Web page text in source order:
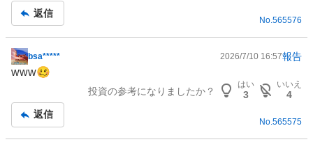
返信
No.565576
掲
示
事
bsa***** 2026/7/10 16:57報告
www🥴
投資の参考になりましたか？
はい
3
いいえ
4
返信
No. 565575